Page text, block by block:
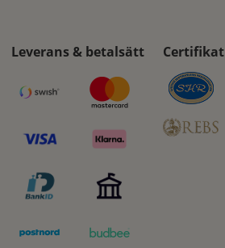
Leverans & betalsätt Certifikat